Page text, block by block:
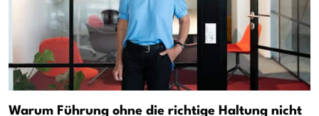
Warum Führung ohne die richtige Haltung nicht